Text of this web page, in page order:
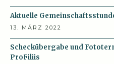
Aktuelle
13. MÄRZ 2022
Scheckübergabe und
ProFiliis